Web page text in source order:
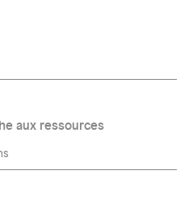
aux ressources